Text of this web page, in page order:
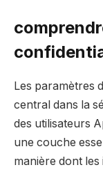
Les paramètres
central dans la
des utilisateurs
une couche
manière dont